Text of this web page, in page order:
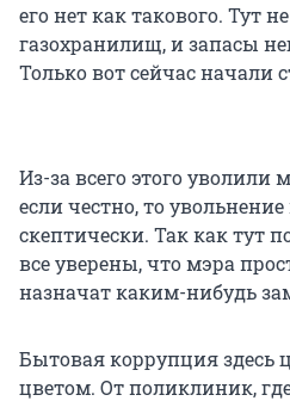
его нет как такового. Тут
газохранилищ, и запасы
Только вот сейчас начали
Из-за всего этого уволили
если честно, то
скептически. Так как тут
все уверены, что мэра
назначат каким-нибудь
Бытовая коррупция здесь
цветом. От поликлиник,